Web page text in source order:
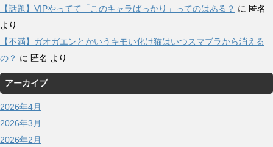
【話題】VIPやってて「このキャラばっかり」ってのはある？ に 匿名
より
【不満】ガオガエンとかいうキモい化け猫はいつスマブラから消える
の？ に 匿名 より
アーカイブ
2026年4月
2026年3月
2026年2月